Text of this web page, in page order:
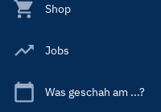
Shop
Jobs
Was geschah am ...?